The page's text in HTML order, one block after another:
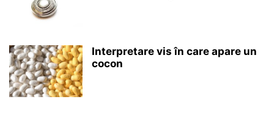
Interpretare vis în care apare un
cocon